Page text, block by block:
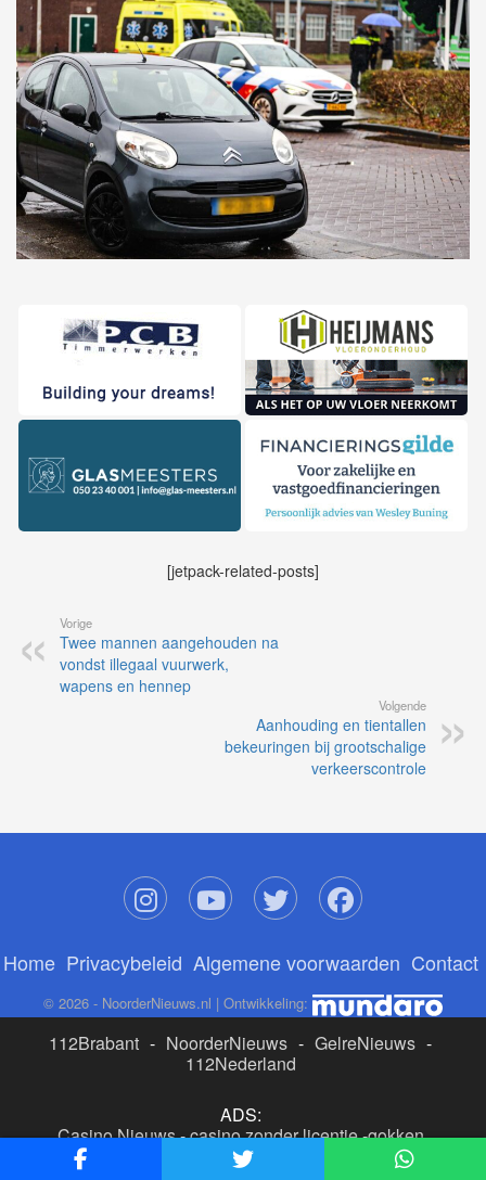
[jetpack-related-posts]
Vorige
Twee mannen aangehouden na
vondst illegaal vuurwerk,
wapens en hennep
Volgende
Aanhouding en tientallen
bekeuringen bij grootschalige
verkeerscontrole
Home Privacybeleid Algemene voorwaarden Contact
© 2026 - NoorderNieuws.nl | Ontwikkeling:
112Brabant - NoorderNieuws - GelreNieuws -
112Nederland
ADS:
Casino Nieuws-casino zonder licentie-gokken
buitenlandse site
beste online casino nederland